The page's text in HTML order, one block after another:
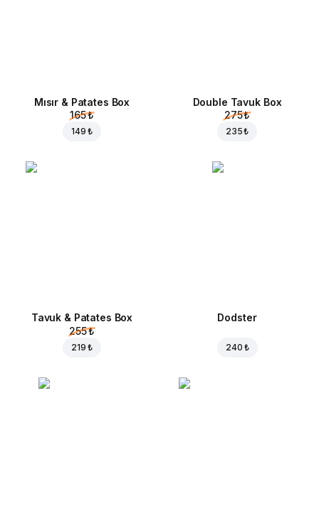
Mısır & Patates Box
165 ₺
149 ₺
Double Tavuk Box
275 ₺
235 ₺
Tavuk & Patates Box
255 ₺
219 ₺
Dodster
240 ₺